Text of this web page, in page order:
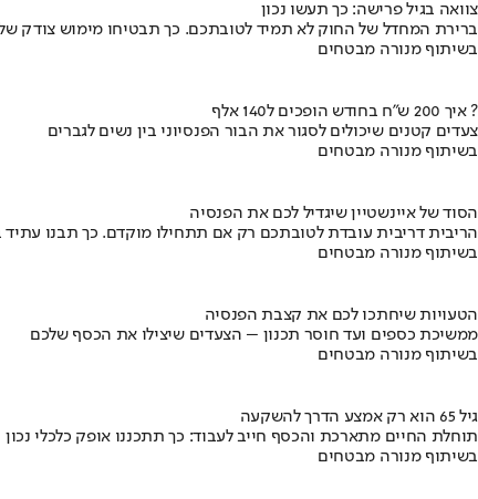
צוואה בגיל פרישה: כך תעשו נכון
ברירת המחדל של החוק לא תמיד לטובתכם. כך תבטיחו מימוש צודק
בשיתוף מנורה מבטחים
איך 200 ש"ח בחודש הופכים ל140 אלף ?
צעדים קטנים שיכולים לסגור את הבור הפנסיוני בין נשים לגברים
בשיתוף מנורה מבטחים
הסוד של איינשטיין שיגדיל לכם את הפנסיה
הריבית דריבית עובדת לטובתכם רק אם תתחילו מוקדם. כך תבנו עתיד
בשיתוף מנורה מבטחים
הטעויות שיחתכו לכם את קצבת הפנסיה
ממשיכת כספים ועד חוסר תכנון – הצעדים שיצילו את הכסף שלכם
בשיתוף מנורה מבטחים
גיל 65 הוא רק אמצע הדרך להשקעה
תוחלת החיים מתארכת והכסף חייב לעבוד: כך תתכננו אופק כלכלי נכון
בשיתוף מנורה מבטחים